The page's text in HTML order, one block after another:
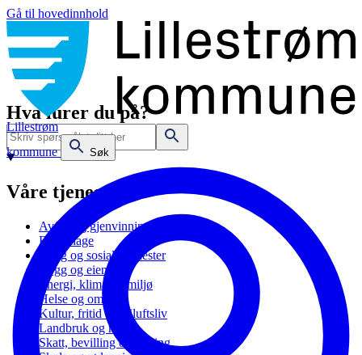
Gå til hovedinnhold
Lillestrøm
kommune
Søk
Hva lurer du på?
Våre tjenester
Avfall og gjenvinning
Barnehage
Bolig og sosiale tjenester
Bygg og eiendom
Energi, klima og miljø
Helse og omsorg
Kultur, fritid og friluftsliv
Landbruk og natur
Skatt, bevilling og næring